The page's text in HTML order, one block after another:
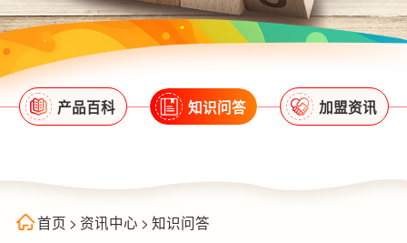
产品百科 知识问答 加盟资讯
首页 > 资讯中心 > 知识问答